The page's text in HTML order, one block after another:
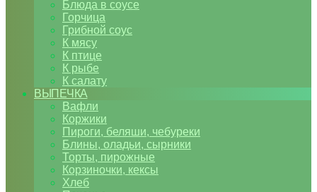
Блюда в соусе
Горчица
Грибной соус
К мясу
К птице
К рыбе
К салату
ВЫПЕЧКА
Вафли
Коржики
Пироги, беляши, чебуреки
Блины, оладьи, сырники
Торты, пирожные
Корзиночки, кексы
Хлеб